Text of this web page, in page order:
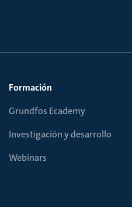
Formación
Grundfos Ecademy
Investigación y desarrollo
Webinars